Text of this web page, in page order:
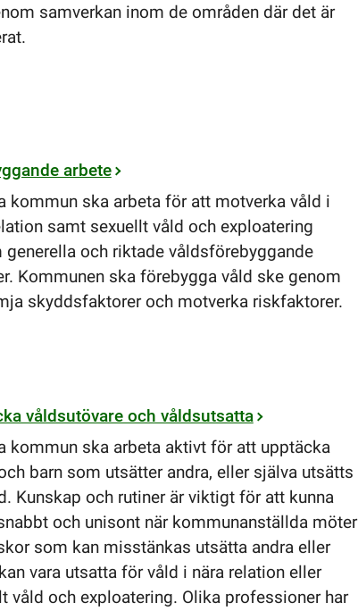
samverkan inom de områden där det är
arbete
kommun ska arbeta för att motverka våld i
samt sexuellt våld och exploatering
generella och riktade våldsförebyggande
Kommunen ska förebygga våld ske genom
skyddsfaktorer och motverka riskfaktorer.
våldsutövare och våldsutsatta
kommun ska arbeta aktivt för att upptäcka
barn som utsätter andra, eller själva utsätts
Kunskap och rutiner är viktigt för att kunna
och unisont när kommunanställda möter
som kan misstänkas utsätta andra eller
vara utsatta för våld i nära relation eller
våld och exploatering. Olika professioner har